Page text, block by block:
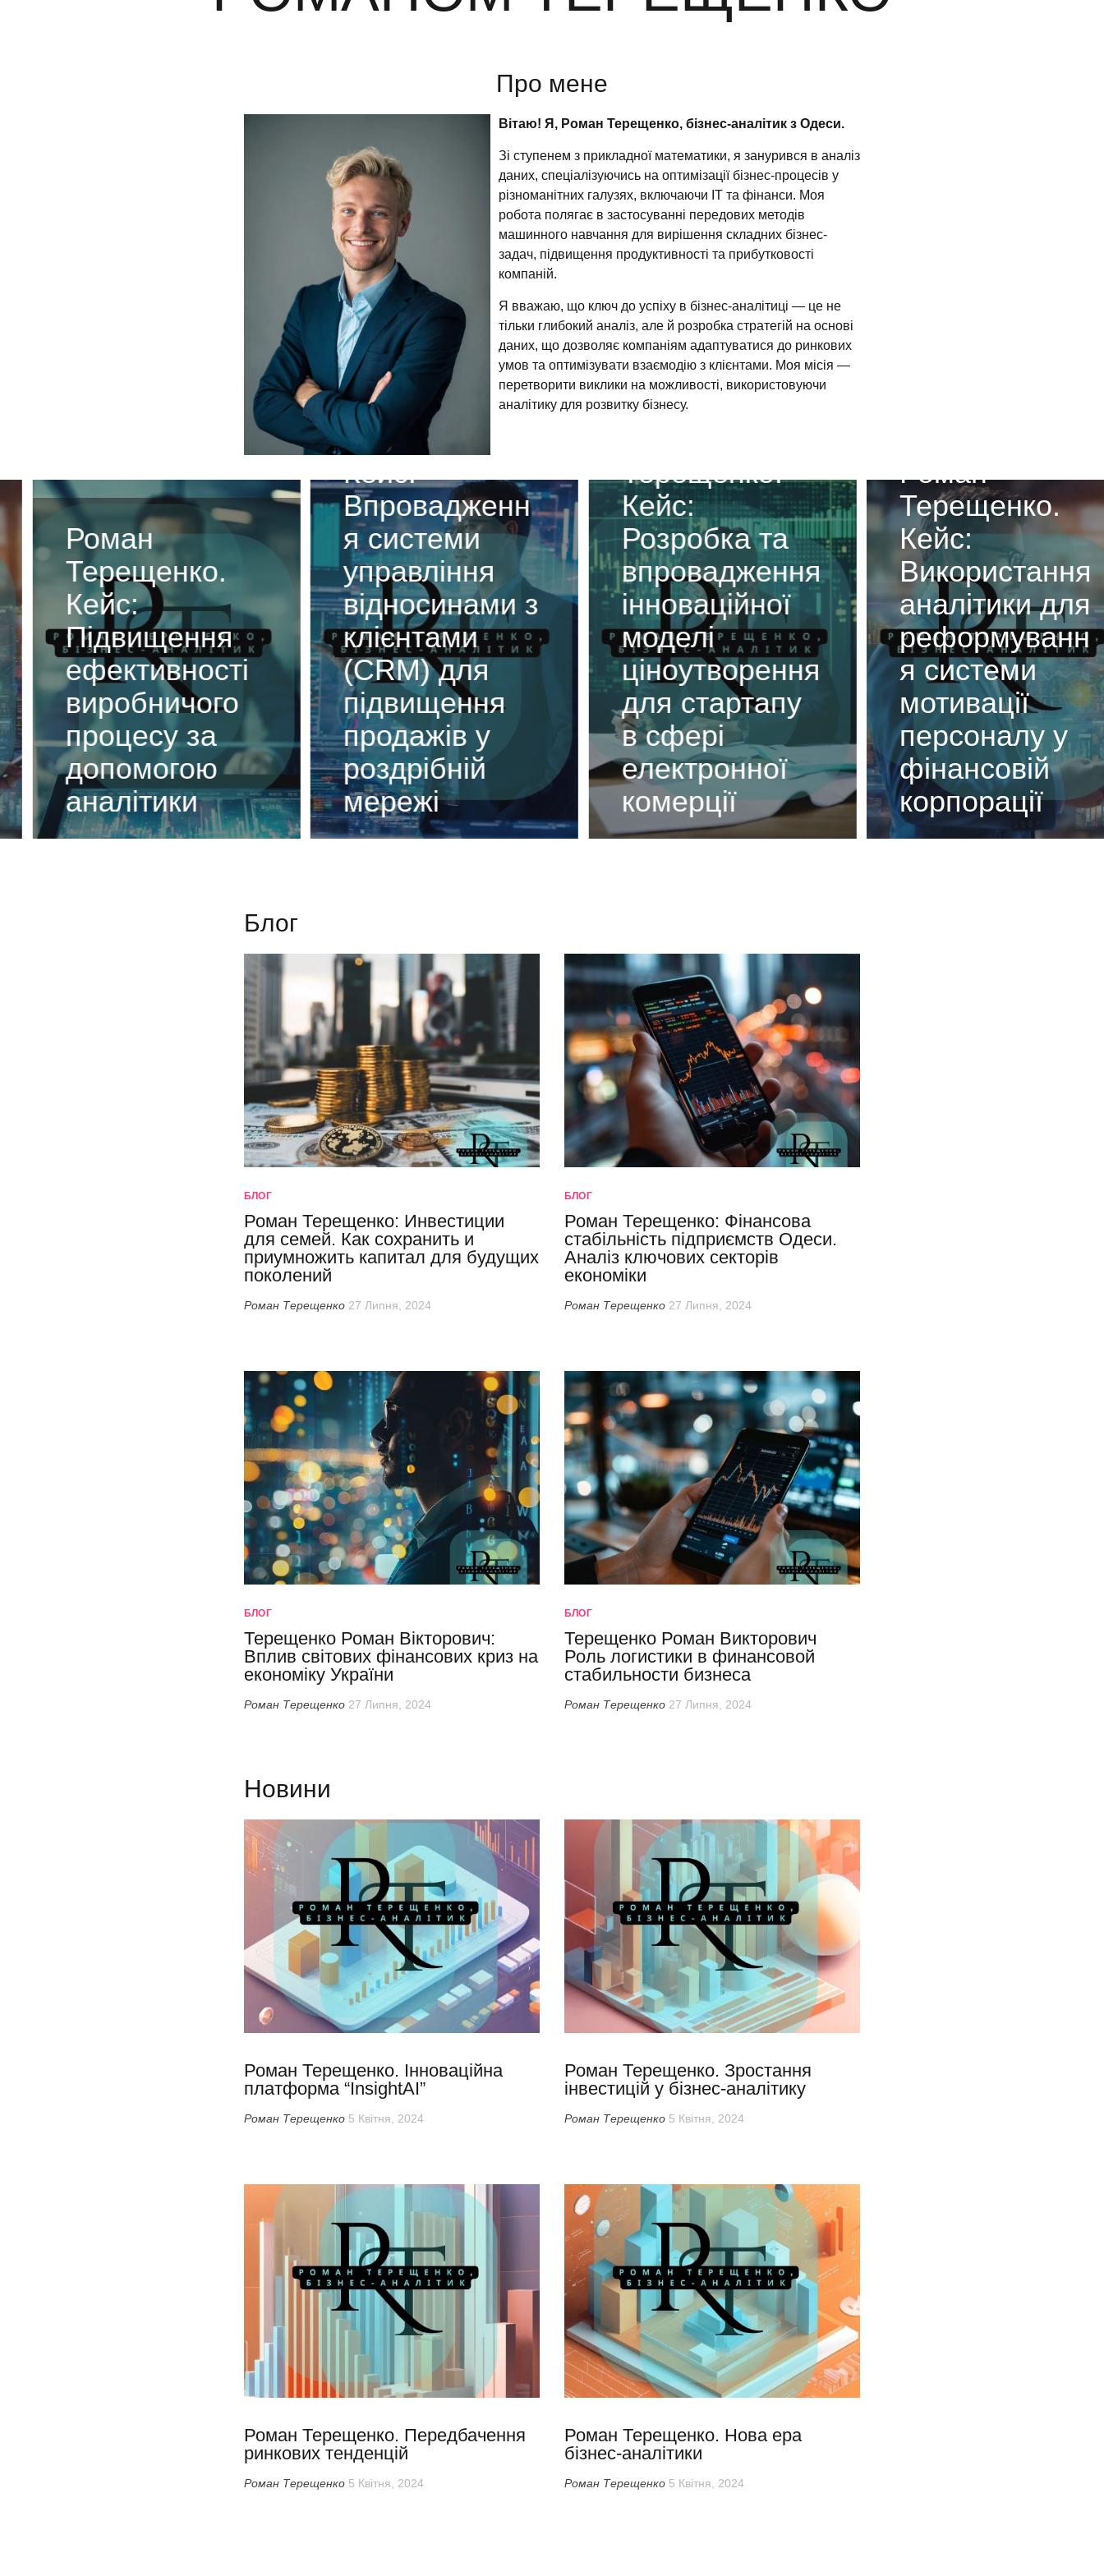
Про мене
Вітаю! Я, Роман Терещенко, бізнес-аналітик з Одеси.
Зі ступенем з прикладної математики, я занурився в аналіз
даних, спеціалізуючись на оптимізації бізнес-процесів у
різноманітних галузях, включаючи IT та фінанси. Моя
робота полягає в застосуванні передових методів
машинного навчання для вирішення складних бізнес-
задач, підвищення продуктивності та прибутковості
компаній.
Я вважаю, що ключ до успіху в бізнес-аналітиці — це не
тільки глибокий аналіз, але й розробка стратегій на основі
даних, що дозволяє компаніям адаптуватися до ринкових
умов та оптимізувати взаємодію з клієнтами. Моя місія —
перетворити виклики на можливості, використовуючи
аналітику для розвитку бізнесу.
Роман
Терещенко.
Кейс:
Підвищення
ефективності
виробничого
процесу за
допомогою
аналітики
Роман
Терещенко.
Кейс:
Впровадженн
я системи
управління
відносинами з
клієнтами
(CRM) для
підвищення
продажів у
роздрібній
мережі
Терещенко.
Кейс:
Розробка та
впровадження
інноваційної
моделі
ціноутворення
для стартапу
в сфері
електронної
комерції
Роман
Терещенко.
Кейс:
Використання
аналітики для
реформуванн
я системи
мотивації
персоналу у
фінансовій
корпорації
Блог
БЛОГ
Роман Терещенко: Инвестиции
для семей. Как сохранить и
приумножить капитал для будущих
поколений
Роман Терещенко 27 Липня, 2024
БЛОГ
Роман Терещенко: Фінансова
стабільність підприємств Одеси.
Аналіз ключових секторів
економіки
Роман Терещенко 27 Липня, 2024
БЛОГ
Терещенко Роман Вікторович:
Вплив світових фінансових криз на
економіку України
Роман Терещенко 27 Липня, 2024
БЛОГ
Терещенко Роман Викторович
Роль логистики в финансовой
стабильности бизнеса
Роман Терещенко 27 Липня, 2024
Новини
Роман Терещенко. Інноваційна
платформа “InsightAI”
Роман Терещенко 5 Квітня, 2024
Роман Терещенко. Зростання
інвестицій у бізнес-аналітику
Роман Терещенко 5 Квітня, 2024
Роман Терещенко. Передбачення
ринкових тенденцій
Роман Терещенко 5 Квітня, 2024
Роман Терещенко. Нова ера
бізнес-аналітики
Роман Терещенко 5 Квітня, 2024